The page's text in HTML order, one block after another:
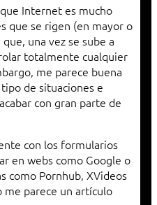
Internet es mucho
que se rigen (en mayor o
una vez se sube a
totalmente cualquier
me parece buena
de situaciones e
con gran parte de
con los formularios
en webs como Google o
como Pornhub, XVideos
me parece un artículo